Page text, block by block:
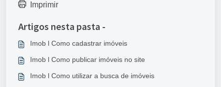
Imprimir
Artigos nesta pasta -
Imob l Como cadastrar imóveis
Imob l Como publicar imóveis no site
Imob l Como utilizar a busca de imóveis